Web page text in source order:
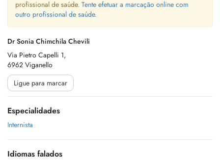
profissional de saúde. Tente efetuar a marcação online com
outro profissional de saúde.
Dr Sonia Chimchila Chevili
Via Pietro Capelli 1,
6962 Viganello
Ligue para marcar
Especialidades
Internista
Idiomas falados